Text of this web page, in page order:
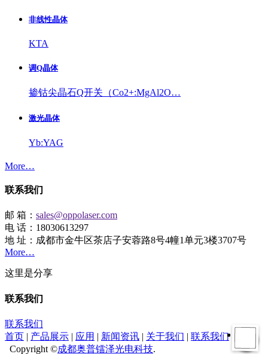
非线性晶体
KTA
调Q晶体
掺钴尖晶石Q开关（Co2+:MgAl2O…
激光晶体
Yb:YAG
More…
联系我们
邮 箱： sales@oppolaser.com
电 话：18030613297
地 址：成都市金牛区茶店子安蓉路8号4幢1单元3楼3707号
More…
这里是分享
联系我们
联系我们
首页 | 产品展示 | 应用 | 新闻资讯 | 关于我们 | 联系我们
Copyright ©成都奥普镭泽光电科技.